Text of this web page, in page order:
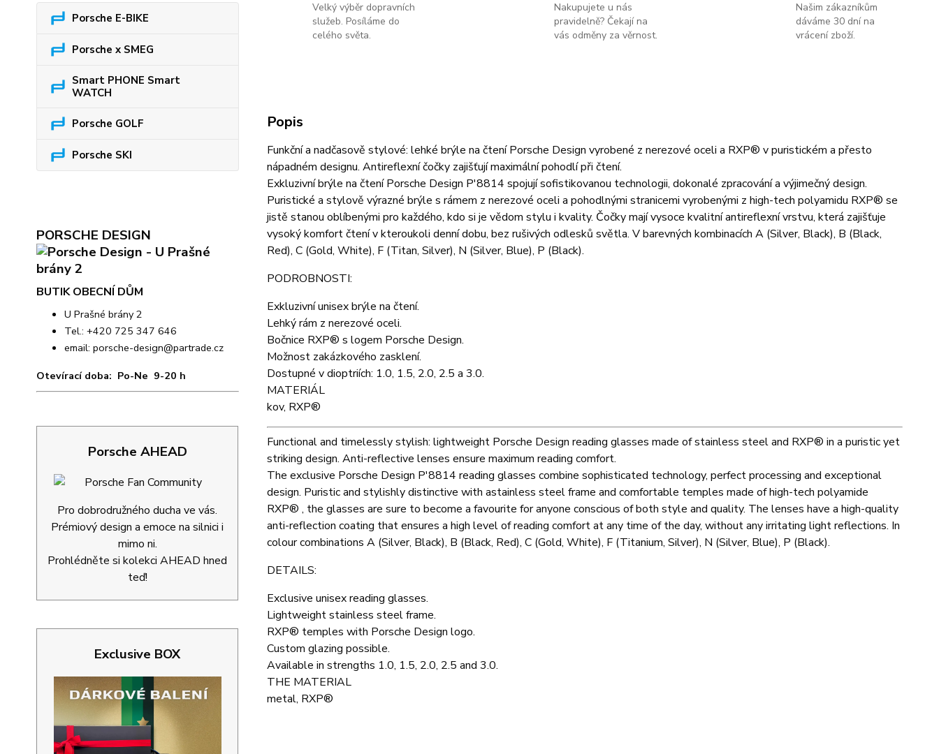
Porsche E-BIKE
Porsche x SMEG
Smart PHONE Smart
WATCH
Porsche GOLF
Porsche SKI
PORSCHE DESIGN
BUTIK OBECNÍ DŮM
U Prašné brány 2
Tel.: +420 725 347 646
email: porsche-design@partrade.cz
Otevírací doba: Po-Ne 9-20 h
Porsche AHEAD
Pro dobrodružného ducha ve vás.
Prémiový design a emoce na silnici i
mimo ni.
Prohlédněte si kolekci AHEAD hned
teď!
Exclusive BOX
Velký výběr dopravních
služeb. Posíláme do
celého světa.
Nakupujete u nás
pravidelně? Čekají na
vás odměny za věrnost.
Našim zákazníkům
dáváme 30 dní na
vrácení zboží.
Popis
Funkční a nadčasově stylové: lehké brýle na čtení Porsche Design vyrobené z nerezové oceli a RXP® v puristickém a přesto
nápadném designu. Antireflexní čočky zajišťují maximální pohodlí při čtení.
Exkluzivní brýle na čtení Porsche Design P'8814 spojují sofistikovanou technologii, dokonalé zpracování a výjimečný design.
Puristické a stylově výrazné brýle s rámem z nerezové oceli a pohodlnými stranicemi vyrobenými z high-tech polyamidu RXP® se
jistě stanou oblíbenými pro každého, kdo si je vědom stylu i kvality. Čočky mají vysoce kvalitní antireflexní vrstvu, která zajišťuje
vysoký komfort čtení v kteroukoli denní dobu, bez rušivých odlesků světla. V barevných kombinacích A (Silver, Black), B (Black,
Red), C (Gold, White), F (Titan, Silver), N (Silver, Blue), P (Black).
PODROBNOSTI:
Exkluzivní unisex brýle na čtení.
Lehký rám z nerezové oceli.
Bočnice RXP® s logem Porsche Design.
Možnost zakázkového zasklení.
Dostupné v dioptriích: 1.0, 1.5, 2.0, 2.5 a 3.0.
MATERIÁL
kov, RXP®
Functional and timelessly stylish: lightweight Porsche Design reading glasses made of stainless steel and RXP® in a puristic yet
striking design. Anti-reflective lenses ensure maximum reading comfort.
The exclusive Porsche Design P'8814 reading glasses combine sophisticated technology, perfect processing and exceptional
design. Puristic and stylishly distinctive with astainless steel frame and comfortable temples made of high-tech polyamide
RXP® , the glasses are sure to become a favourite for anyone conscious of both style and quality. The lenses have a high-quality
anti-reflection coating that ensures a high level of reading comfort at any time of the day, without any irritating light reflections. In
colour combinations A (Silver, Black), B (Black, Red), C (Gold, White), F (Titanium, Silver), N (Silver, Blue), P (Black).
DETAILS:
Exclusive unisex reading glasses.
Lightweight stainless steel frame.
RXP® temples with Porsche Design logo.
Custom glazing possible.
Available in strengths 1.0, 1.5, 2.0, 2.5 and 3.0.
THE MATERIAL
metal, RXP®